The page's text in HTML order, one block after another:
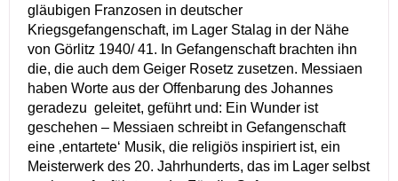
gläubigen Franzosen in deutscher
Kriegsgefangenschaft, im Lager Stalag in der Nähe
von Görlitz 1940/ 41. In Gefangenschaft brachten ihn
die, die auch dem Geiger Rosetz zusetzen. Messiaen
haben Worte aus der Offenbarung des Johannes
geradezu geleitet, geführt und: Ein Wunder ist
geschehen – Messiaen schreibt in Gefangenschaft
eine ‚entartete‘ Musik, die religiös inspiriert ist, ein
Meisterwerk des 20. Jahrhunderts, das im Lager selbst